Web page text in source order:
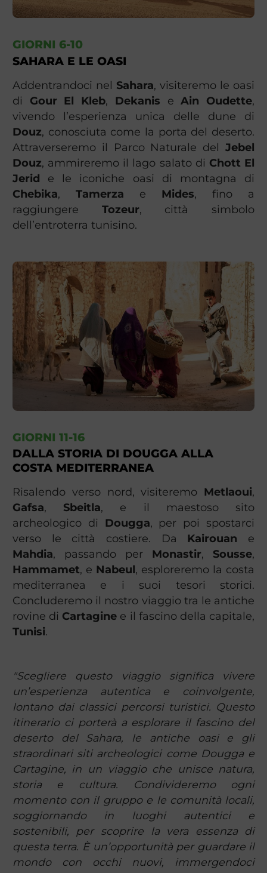
GIORNI 6-10
SAHARA E LE OASI
Addentrandoci nel Sahara, visiteremo le oasi
di Gour El Kleb, Dekanis eAin Oudette,
vivendo l’esperienza unica delle dune di
Douz, conosciuta come la porta del deserto.
Attraverseremo il Parco Naturale delJebel
Douz, ammireremo il lago salato di Chott El
Jerid e le iconiche oasi di montagna di
Chebika, Tamerza e Mides, fino a
raggiungere Tozeur, città simbolo
dell’entroterra tunisino.
GIORNI 11-16
DALLA STORIA DI DOUGGA ALLA
COSTA MEDITERRANEA
Risalendo verso nord, visiteremo Metlaoui,
Gafsa, Sbeitla, e il maestoso sito
archeologico di Dougga, per poi spostarci
verso le città costiere. Da Kairouan e
Mahdia, passando per Monastir, Sousse,
Hammamet, e Nabeul, esploreremo la costa
mediterranea e i suoi tesori storici.
Concluderemo il nostro viaggio tra le antiche
rovine di Cartagine e il fascino della capitale,
Tunisi.
"Scegliere questo viaggio significa vivere
un’esperienza autentica e coinvolgente,
lontano dai classici percorsi turistici. Questo
itinerario ci porterà a esplorare il fascino del
deserto del Sahara, le antiche oasi e gli
straordinari siti archeologici come Dougga e
Cartagine, in un viaggio che unisce natura,
storia e cultura. Condivideremo ogni
momento con il gruppo e le comunità locali,
soggiornando in luoghi autentici e
sostenibili, per scoprire la vera essenza di
questa terra. È un’opportunità per guardare il
mondo con occhi nuovi, immergendoci